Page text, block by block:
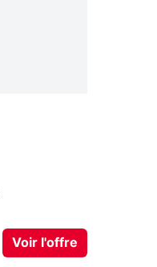
Voir l'offre